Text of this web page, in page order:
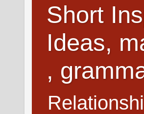
Short
Ideas,
,